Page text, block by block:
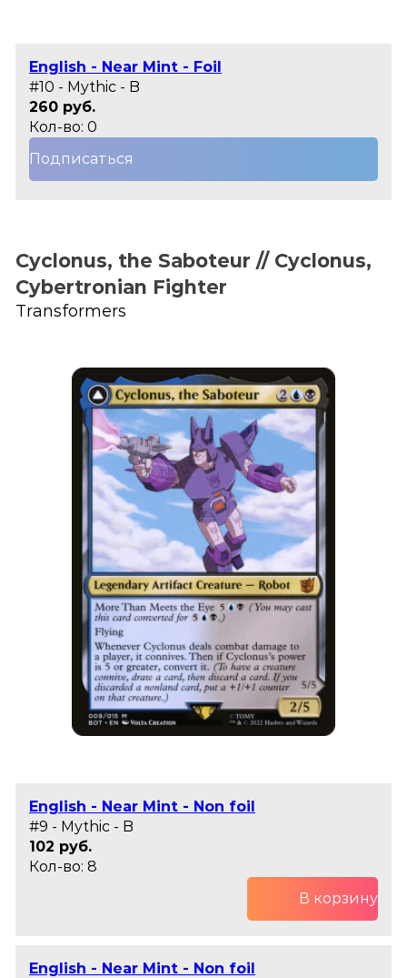
English - Near Mint - Foil
#10 - Mythic - B
260 руб.
Кол-во: 0
Подписаться
Cyclonus, the Saboteur // Cyclonus,
Cybertronian Fighter
Transformers
English - Near Mint - Non foil
#9 - Mythic - B
102 руб.
Кол-во: 8
В корзину
English - Near Mint - Non foil